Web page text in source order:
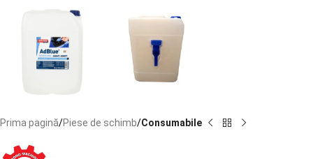
Prima pagină Piese de schimb Consumabile